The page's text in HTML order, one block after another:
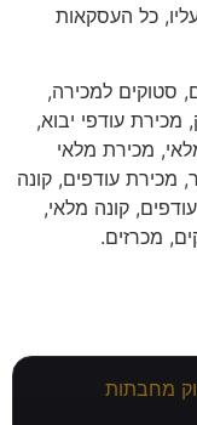
כל העסקאות
סטוקים למכירה,
עודפי יבוא,
מכירת מלאי
מכירת עודפים, קונה
קונה מלאי,
מכרזים.